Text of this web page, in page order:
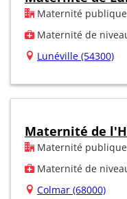
Maternité publique
Maternité de
Lunéville (54300)
Maternité de
Maternité publique
Maternité de
Colmar (68000)